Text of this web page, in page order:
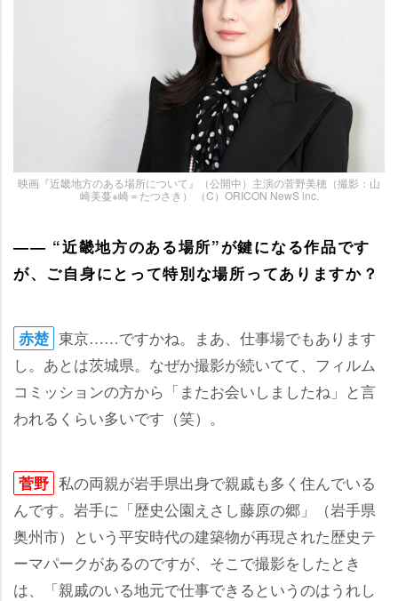
映画『近畿地方のある場所について』（公開中）主演の菅野美穂（撮影：山
崎美蔓※崎＝たつさき） （C）ORICON NewS inc.
―― “近畿地方のある場所”が鍵になる作品です
が、ご自身にとって特別な場所ってありますか？
赤楚 東京……ですかね。まあ、仕事場でもあります
し。あとは茨城県。なぜか撮影が続いてて、フィルム
コミッションの方から「またお会いしましたね」と言
われるくらい多いです（笑）。
菅野 私の両親が岩手県出身で親戚も多く住んでいる
んです。岩手に「歴史公園えさし藤原の郷」（岩手県
奥州市）という平安時代の建築物が再現された歴史テ
ーマパークがあるのですが、そこで撮影をしたとき
は、「親戚のいる地元で仕事できるというのはうれし